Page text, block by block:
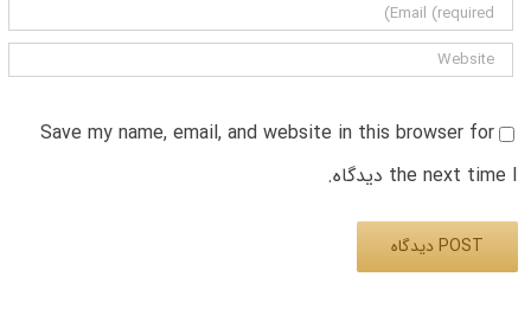
Save my name, email, and website in this browser for
the next time I دیدگاه.